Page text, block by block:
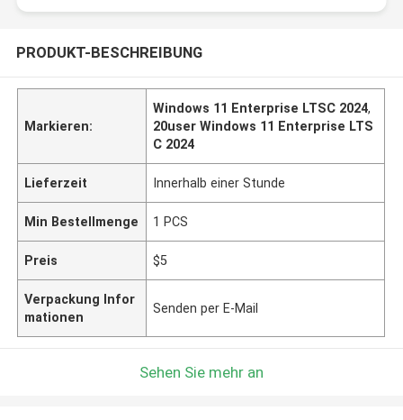
PRODUKT-BESCHREIBUNG
Markieren:
Windows 11 Enterprise LTSC 2024,
20user Windows 11 Enterprise LTS
C 2024
Lieferzeit Innerhalb einer Stunde
Min Bestellmenge 1 PCS
Preis $5
Verpackung Infor
mationen
Senden per E-Mail
Sehen Sie mehr an